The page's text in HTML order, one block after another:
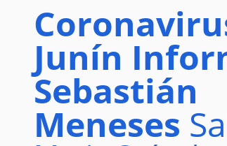
Junín
Sebastián
Meneses